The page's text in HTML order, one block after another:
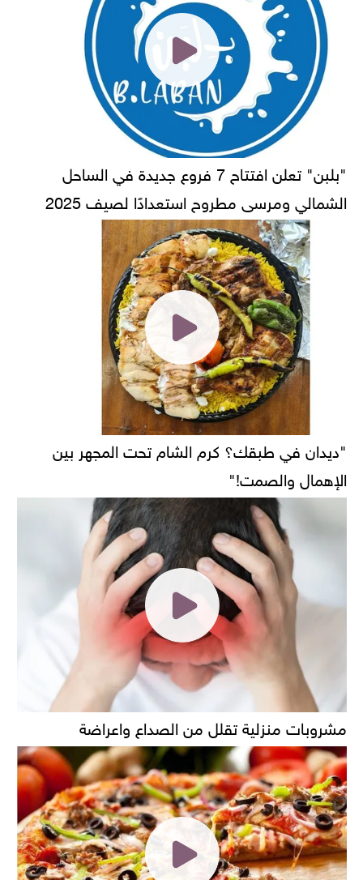
"بلبن" تعلن افتتاح 7 فروع جديدة في الساحل
الشمالي ومرسى مطروح استعدادًا لصيف 2025
"ديدان في طبقك؟ كرم الشام تحت المجهر بين
الإهمال والصمت!"
مشروبات منزلية تقلل من الصداع واعراضة